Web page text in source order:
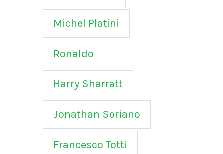
Michel Platini
Ronaldo
Harry Sharratt
Jonathan Soriano
Francesco Totti